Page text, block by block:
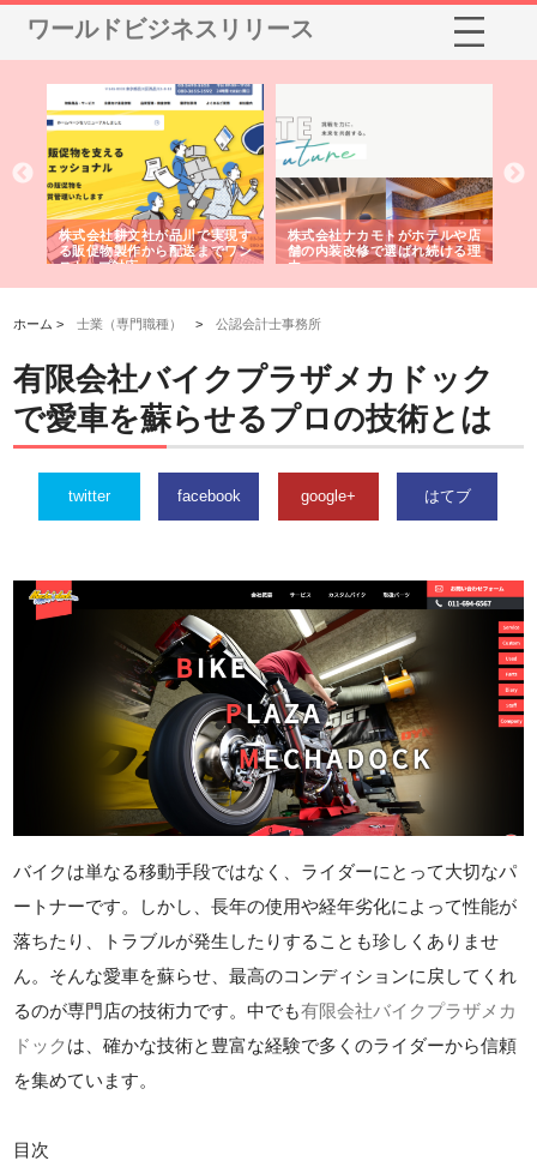
ワールドビジネスリリース
株式会社耕文社が品川で実現す
る販促物製作から配送までワン
ストップ対応
株式会社ナカモトがホテルや店
舗の内装改修で選ばれ続ける理
由
ホーム >士業（専門職種） >公認会計士事務所
有限会社バイクプラザメカドック
で愛車を蘇らせるプロの技術とは
twitter facebook google+ はてブ
バイクは単なる移動手段ではなく、ライダーにとって大切なパ
ートナーです。しかし、長年の使用や経年劣化によって性能が
落ちたり、トラブルが発生したりすることも珍しくありませ
ん。そんな愛車を蘇らせ、最高のコンディションに戻してくれ
るのが専門店の技術力です。中でも有限会社バイクプラザメカ
ドック は、確かな技術と豊富な経験で多くのライダーから信頼
を集めています。
目次